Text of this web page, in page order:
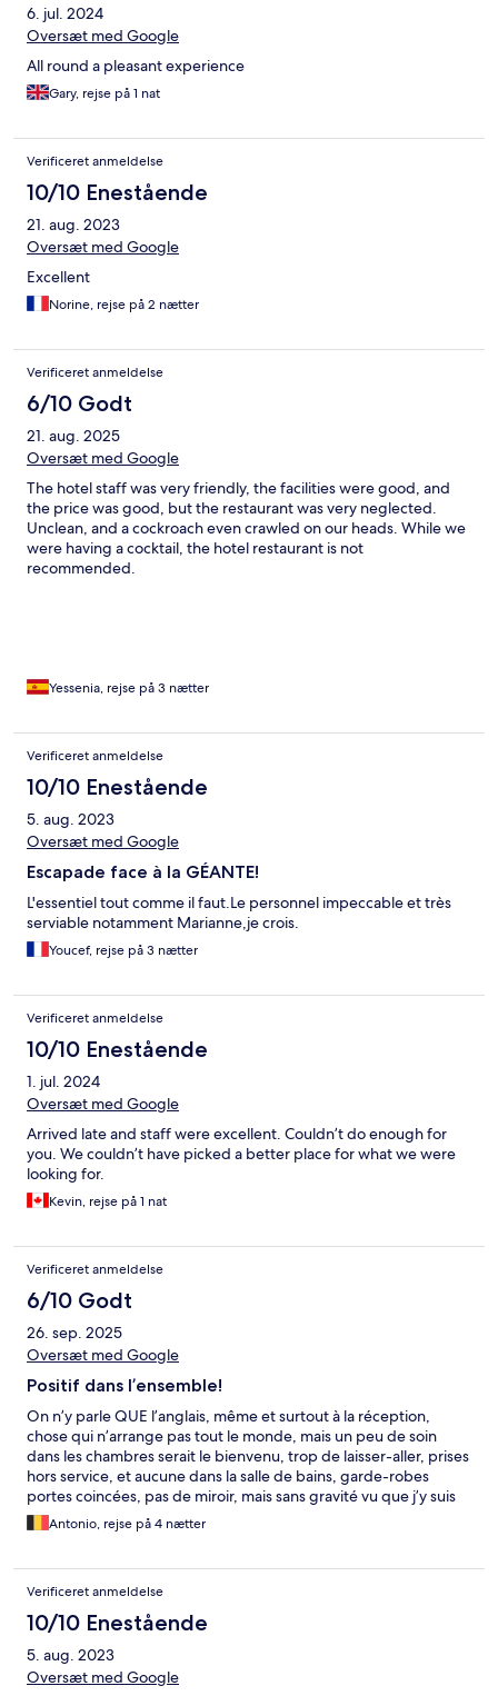
6. jul. 2024
Oversæt med Google
All round a pleasant experience
Gary, rejse på 1 nat
Verificeret anmeldelse
10/10 Enestående
21. aug. 2023
Oversæt med Google
Excellent
Norine, rejse på 2 nætter
Verificeret anmeldelse
6/10 Godt
21. aug. 2025
Oversæt med Google
The hotel staff was very friendly, the facilities were good, and
the price was good, but the restaurant was very neglected.
Unclean, and a cockroach even crawled on our heads. While we
were having a cocktail, the hotel restaurant is not
recommended.
Yessenia, rejse på 3 nætter
Verificeret anmeldelse
10/10 Enestående
5. aug. 2023
Oversæt med Google
Escapade face à la GÉANTE!
L'essentiel tout comme il faut.Le personnel impeccable et très
serviable notamment Marianne,je crois.
Youcef, rejse på 3 nætter
Verificeret anmeldelse
10/10 Enestående
1. jul. 2024
Oversæt med Google
Arrived late and staff were excellent. Couldn’t do enough for
you. We couldn’t have picked a better place for what we were
looking for.
Kevin, rejse på 1 nat
Verificeret anmeldelse
6/10 Godt
26. sep. 2025
Oversæt med Google
Positif dans l’ensemble!
On n’y parle QUE l’anglais, même et surtout à la réception,
chose qui n’arrange pas tout le monde, mais un peu de soin
dans les chambres serait le bienvenu, trop de laisser-aller, prises
hors service, et aucune dans la salle de bains, garde-robes
portes coincées, pas de miroir, mais sans gravité vu que j’y suis
retourné et y retournerai encore!
Antonio, rejse på 4 nætter
Verificeret anmeldelse
10/10 Enestående
5. aug. 2023
Oversæt med Google